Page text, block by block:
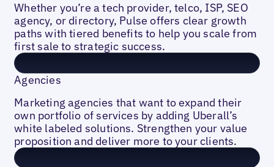
Whether you’re a tech provider, telco, ISP, SEO
agency, or directory, Pulse offers clear growth
paths with tiered benefits to help you scale from
first sale to strategic success.
Agencies
Marketing agencies that want to expand their
own portfolio of services by adding Uberall’s
white labeled solutions. Strengthen your value
proposition and deliver more to your clients.